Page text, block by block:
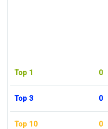
Top 1 0
Top 3 0
Top 10 0